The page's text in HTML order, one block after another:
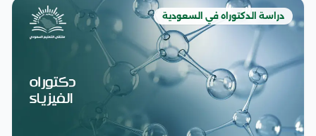
دراسة الدكتوراه في السعودية